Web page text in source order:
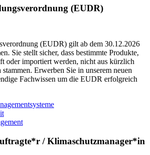
(EUDR)
(EUDR) gilt ab dem 30.12.2026
Sie stellt sicher, dass bestimmte Produkte,
oder importiert werden, nicht aus kürzlich
Erwerben Sie in unserem neuen
Fachwissen um die EUDR erfolgreich
/ Klimaschutzmanager*in